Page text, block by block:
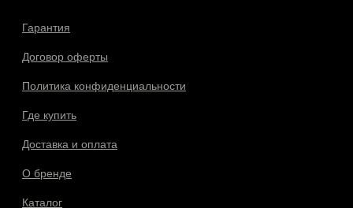
Гарантия
Договор оферты
Политика конфиденциальности
Где купить
Доставка и оплата
О бренде
Каталог